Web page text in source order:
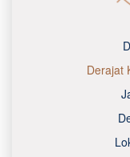
Derajat